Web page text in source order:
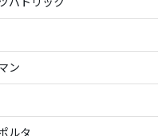
ン
ルタ